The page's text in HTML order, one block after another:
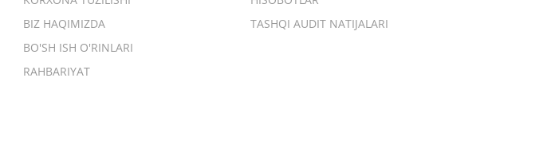
BIZ HAQIMIZDA
BO'SH ISH O'RINLARI
RAHBARIYAT
TASHQI AUDIT NATIJALARI